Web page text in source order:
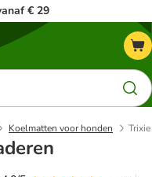
€ 29
Koelmatten voor honden